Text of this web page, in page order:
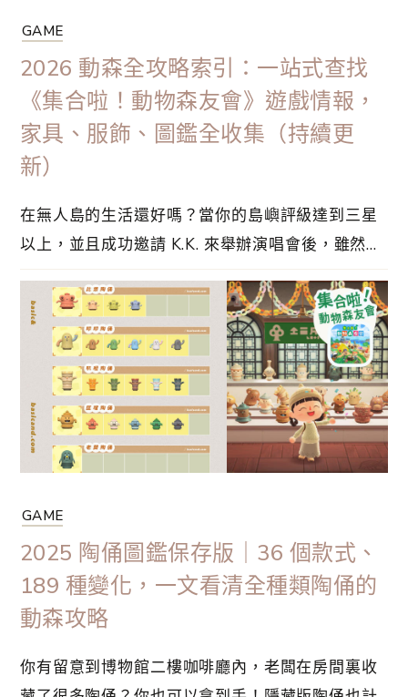
GAME
2026 動森全攻略索引：一站式查找
《集合啦！動物森友會》遊戲情報，
家具、服飾、圖鑑全收集（持續更
新）
在無人島的生活還好嗎？當你的島嶼評級達到三星
以上，並且成功邀請 K.K. 來舉辦演唱會後，雖然主
束。相反地，真正屬於你的自由島嶼生活才正要展
開。沒有劇情或 NPC 再明確地「指派任務」，一
切行動都由你自己決定，這正是《集合啦！動物森
友會》⋯
GAME
2025 陶俑圖鑑保存版｜36 個款式、
189 種變化，一文看清全種類陶俑的
動森攻略
你有留意到博物館二樓咖啡廳內，老闆在房間裏收